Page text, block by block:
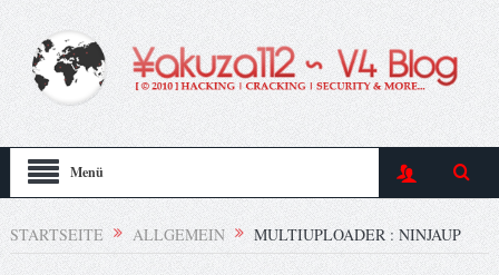
Menü
STARTSEITE ALLGEMEIN MULTIUPLOADER : NINJAUP